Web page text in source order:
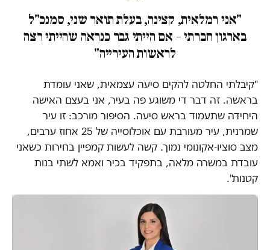
"אני רמלאית, קצינה, בעלת תואר שני, סמנכ"ל
בארגון חברתי – אם הייתי גבר כנראה שהייתי רצה
לראשות העירייה"
"קיבלתי החלטה להקים סיעה עצמאית, שאני עומדת
בראשה. זה דבר די משוגע פה בעיר, אני בעצם האישה
היחידה שתעמוד בראש סיעה. הסיפור מורכב: זו עיר
שמרנית, עיר מעורבת עם אוכלוסייה של 25 אחוז ערבים,
מצב סוציו-אקונומי נמוך. קשה לעשות קמפיין בחירות כשאני
עובדת במשרה מלאה, בתפקיד בכיר ואמא לשתי בנות
קטנות".